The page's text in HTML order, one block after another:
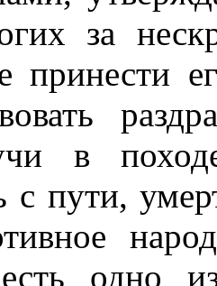
за
принести
в
с пути,
одно